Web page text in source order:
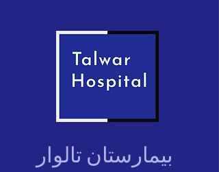
بیمارستان تالوار